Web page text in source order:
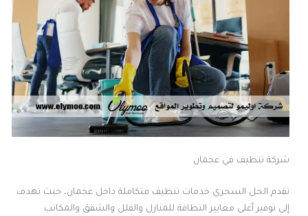
شركة تنظيف في عجمان
تقدم الحل السحري خدمات تنظيف متكاملة داخل عجمان، حيث تهدف
إلى توفير أعلى معايير النظافة للمنازل والفلل والشقق والمكاتب